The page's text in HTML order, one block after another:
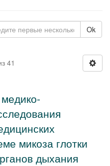
Ok
41
микоза глотки
дыхания